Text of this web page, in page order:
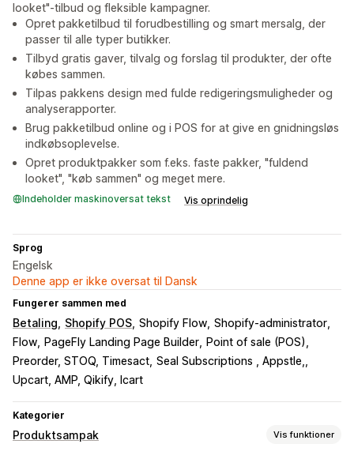
looket"-tilbud og fleksible kampagner.
Opret pakketilbud til forudbestilling og smart mersalg, der
passer til alle typer butikker.
Tilbyd gratis gaver, tilvalg og forslag til produkter, der ofte
købes sammen.
Tilpas pakkens design med fulde redigeringsmuligheder og
analyserapporter.
Brug pakketilbud online og i POS for at give en gnidningsløs
indkøbsoplevelse.
Opret produktpakker som f.eks. faste pakker, "fuldend
looket", "køb sammen" og meget mere.
Indeholder maskinoversat tekst Vis oprindelig
Sprog
Engelsk
Denne app er ikke oversat til Dansk
Fungerer sammen med
Betaling Shopify POS Shopify Flow Shopify-administrator
Flow
PageFly Landing Page Builder
Point of sale (POS)
Preorder, STOQ, Timesact Seal Subscriptions , Appstle,
Upcart, AMP, Qikify, Icart
Kategorier
Produktsampak Vis funktioner